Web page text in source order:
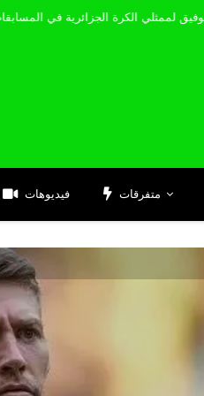
فيديوهات متفرقات